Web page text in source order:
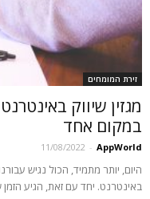
זירת המומחים
מגזין שיווק
במקום אחד
AppWorld
-
11/08/2022
היום, יותר מתמיד, הכול נגיש
באינטרנט. יחד עם זאת, הגיע הזמן